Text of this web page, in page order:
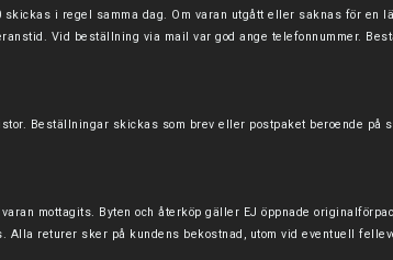
i regel samma dag. Om varan utgått eller saknas för en
Vid beställning via mail var god ange telefonnummer.
Beställningar skickas som brev eller postpaket beroende på
mottagits. Byten och återköp gäller EJ öppnade
returer sker på kundens bekostnad, utom vid eventuell